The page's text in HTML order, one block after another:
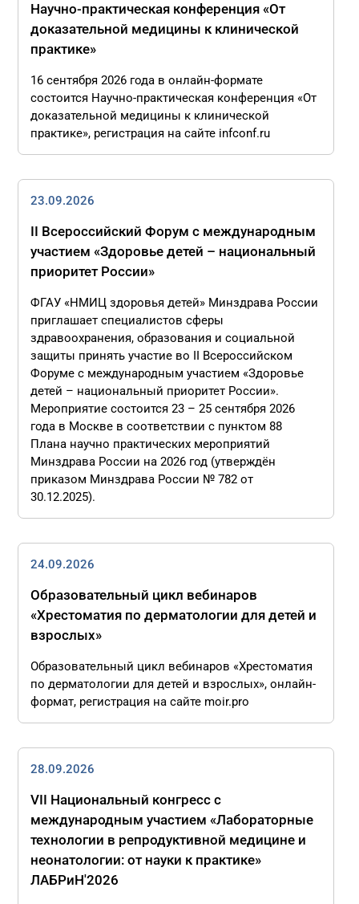
Научно-практическая конференция «От
доказательной медицины к клинической
практике»
16 сентября 2026 года в онлайн-формате
состоится Научно-практическая конференция «От
доказательной медицины к клинической
практике», регистрация на сайте infconf.ru
23.09.2026
II Всероссийский Форум с международным
участием «Здоровье детей – национальный
приоритет России»
ФГАУ «НМИЦ здоровья детей» Минздрава России
приглашает специалистов сферы
здравоохранения, образования и социальной
защиты принять участие во II Всероссийском
Форуме с международным участием «Здоровье
детей – национальный приоритет России».
Мероприятие состоится 23 – 25 сентября 2026
года в Москве в соответствии с пунктом 88
Плана научно практических мероприятий
Минздрава России на 2026 год (утверждён
приказом Минздрава России № 782 от
30.12.2025).
24.09.2026
Образовательный цикл вебинаров
«Хрестоматия по дерматологии для детей и
взрослых»
Образовательный цикл вебинаров «Хрестоматия
по дерматологии для детей и взрослых», онлайн-
формат, регистрация на сайте moir.pro
28.09.2026
VII Национальный конгресс с
международным участием «Лабораторные
технологии в репродуктивной медицине и
неонатологии: от науки к практике»
ЛАБРиН'2026